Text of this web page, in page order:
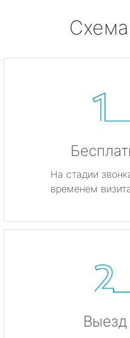
На стадии
временем
Выезд